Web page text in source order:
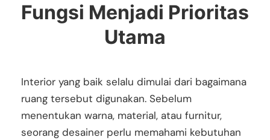
Fungsi Menjadi Prioritas
Utama
Interior yang baik selalu dimulai dari bagaimana
ruang tersebut digunakan. Sebelum
menentukan warna, material, atau furnitur,
seorang desainer perlu memahami kebutuhan